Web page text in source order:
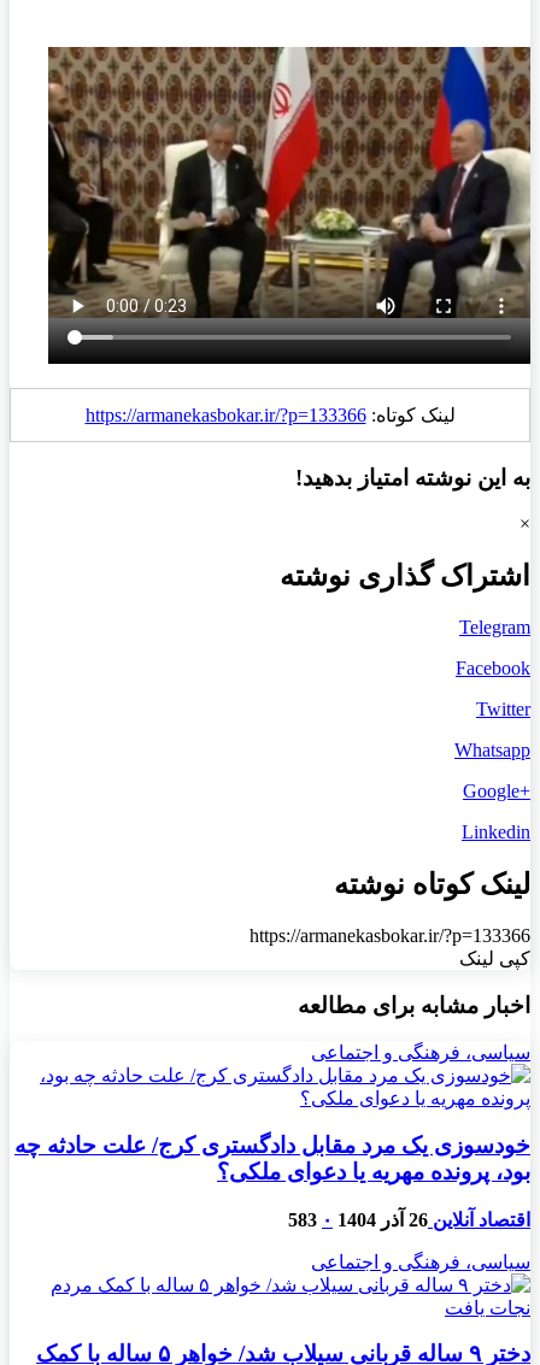
لینک کوتاه:https://armanekasbokar.ir/?p=133366
به این نوشته امتیاز بدهید!
×
اشتراک گذاری نوشته
Telegram
Facebook
Twitter
Whatsapp
+Google
Linkedin
لینک کوتاه نوشته
https://armanekasbokar.ir/?p=133366
کپی لینک
اخبار مشابه برای مطالعه
سیاسی، فرهنگی و اجتماعی
خودسوزی یک مرد مقابل دادگستری کرج/ علت حادثه چه
بود، پرونده مهریه‌ یا دعوای ملکی؟
اقتصاد آنلاین 26 آذر 1404 ۰ 583
سیاسی، فرهنگی و اجتماعی
دختر ۹ ساله قربانی سیلاب شد/ خواهر ۵ ساله با کمک